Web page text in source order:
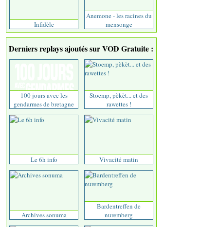
Infidèle
Anemone - les racines du
mensonge
Derniers replays ajoutés sur VOD Gratuite :
100 jours avec les
gendarmes de bretagne
Stoemp, pèkèt... et des
rawettes !
Le 6h info Vivacité matin
Archives sonuma
Bardentreffen de
nuremberg